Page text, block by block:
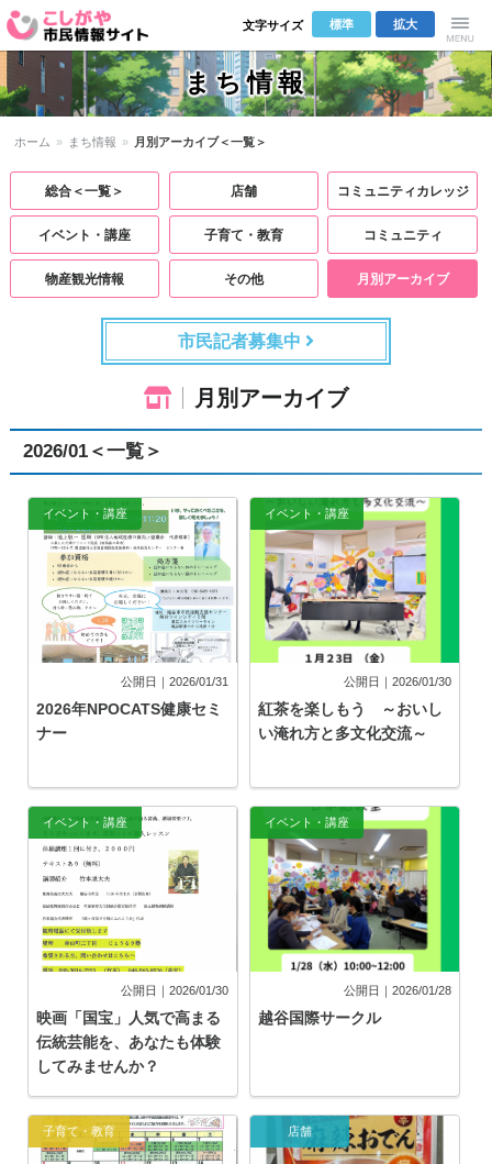
こしがや市
民情報サイ
ト
Menu
拡大
標準
文字サイズ
まち情報
ホーム » まち情報 » 月別アーカイブ＜一覧＞
総合＜一覧＞ 店舗 コミュニティカレッジ
イベント・講座 子育て・教育 コミュニティ
物産観光情報 その他 月別アーカイブ
市民記者募集中
月別アーカイブ
2026/01＜一覧＞
イベント・講座
公開日｜2026/01/31
2026年NPOCATS健康セミ
ナー
イベント・講座
公開日｜2026/01/30
紅茶を楽しもう ～おいし
い淹れ方と多文化交流～
イベント・講座
公開日｜2026/01/30
映画「国宝」人気で高まる
伝統芸能を、あなたも体験
してみませんか？
イベント・講座
公開日｜2026/01/28
越谷国際サークル
子育て・教育 店舗